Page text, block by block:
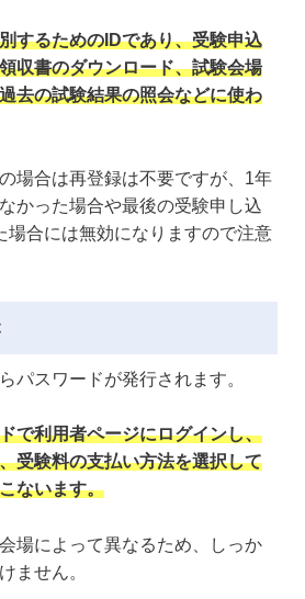
するためのIDであり、受験申込
収書のダウンロード、試験会場
去の試験結果の照会などに使わ
場合は再登録は不要ですが、1年
かった場合や最後の受験申し込
場合には無効になりますので注意
パスワードが発行されます。
で利用者ページにログインし、
受験料の支払い方法を選択して
ないます。
場によって異なるため、しっか
ません。